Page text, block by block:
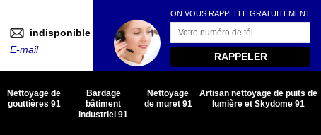
indisponible
E-mail
ON VOUS RAPPELLE GRATUITEMENT
Nettoyage de
gouttières 91
Bardage
bâtiment
industriel 91
Nettoyage
de muret 91
Artisan nettoyage de puits de
lumière et Skydome 91